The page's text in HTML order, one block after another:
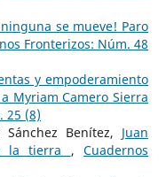
ninguna se mueve! Paro
Fronterizos: Núm. 48
y empoderamiento
Myriam Camero Sierra
25 (8)
Benítez, Juan
la tierra ,Cuadernos